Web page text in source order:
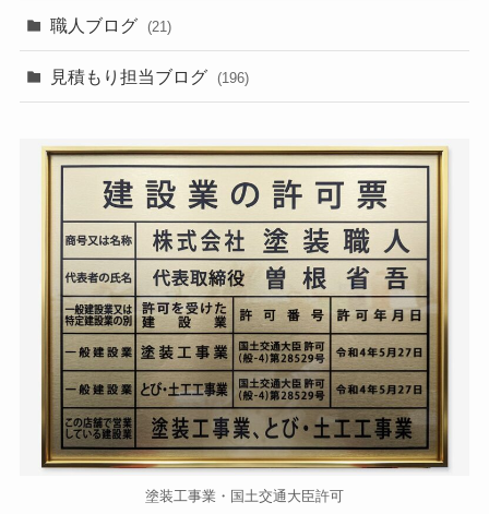
職人ブログ (21)
見積もり担当ブログ (196)
塗装工事業・国土交通大臣許可